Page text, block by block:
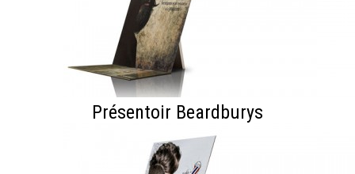
Présentoir Beardburys